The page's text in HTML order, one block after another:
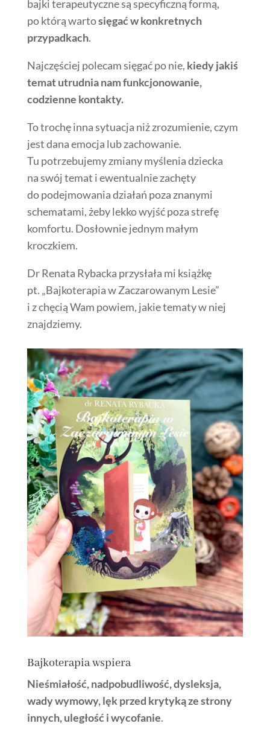
bajki terapeutyczne są specyficzną formą,
po którą wartosięgać w konkretnych
przypadkach.
Najczęściej polecam sięgać po nie, kiedy jakiś
temat utrudnia nam funkcjonowanie,
codzienne kontakty.
To trochę inna sytuacja niż zrozumienie, czym
jest dana emocja lub zachowanie.
Tu potrzebujemy zmiany myślenia dziecka
na swój temat i ewentualnie zachęty
do podejmowania działań poza znanymi
schematami, żeby lekko wyjść poza strefę
komfortu. Dosłownie jednym małym
kroczkiem.
Dr Renata Rybacka przysłała mi książkę
pt. „Bajkoterapia w Zaczarowanym Lesie”
i z chęcią Wam powiem, jakie tematy w niej
znajdziemy.
Bajkoterapia wspiera
Nieśmiałość, nadpobudliwość, dysleksja,
wady wymowy, lęk przed krytyką ze strony
innych, uległość i wycofanie.